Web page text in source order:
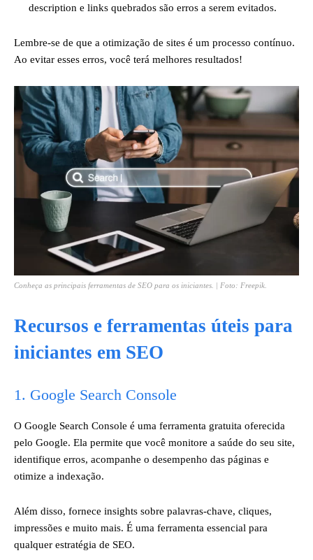
description e links quebrados são erros a serem evitados.
Lembre-se de que a otimização de sites é um processo contínuo.
Ao evitar esses erros, você terá melhores resultados!
Conheça as principais ferramentas de SEO para os iniciantes. | Foto: Freepik.
Recursos e ferramentas úteis para
iniciantes em SEO
1. Google Search Console
O Google Search Console é uma ferramenta gratuita oferecida
pelo Google. Ela permite que você monitore a saúde do seu site,
identifique erros, acompanhe o desempenho das páginas e
otimize a indexação.
Além disso, fornece insights sobre palavras-chave, cliques,
impressões e muito mais. É uma ferramenta essencial para
qualquer estratégia de SEO.